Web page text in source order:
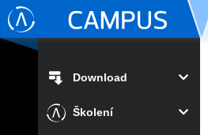
Download
Školení